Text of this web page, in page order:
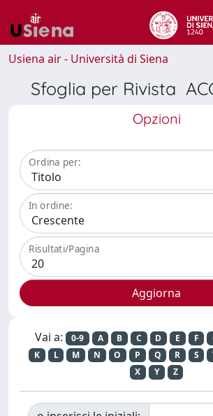
Usiena air - Università di Siena
Sfoglia per Rivista
Opzioni
Ordina per:
In ordine:
Risultati/Pagina
Vai a: 0-9 A B C D E F
K
L M N O P Q R S
X
Y Z